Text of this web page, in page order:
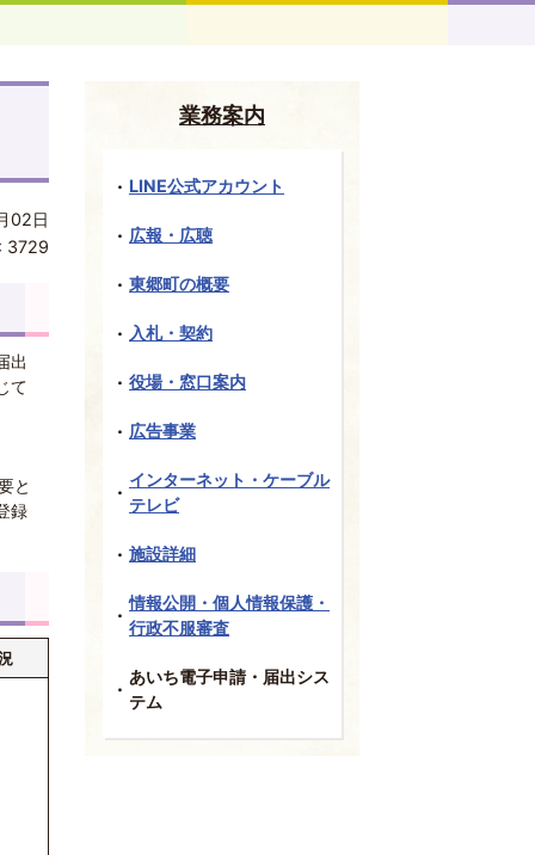
02日
3729
出
て
と
録
業務案内
LINE公式アカウント
広報・広聴
東郷町の概要
入札・契約
役場・窓口案内
広告事業
インターネット・ケーブル
テレビ
施設詳細
情報公開・個人情報保護・
行政不服審査
あいち電子申請・届出シス
テム